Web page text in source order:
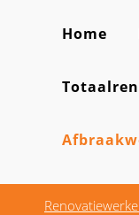
Home